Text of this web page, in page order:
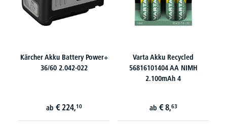
Kärcher Akku Battery Power+
36/60 2.042-022
ab € 224,10
Varta Akku Recycled
56816101404 AA NIMH
2.100mAh 4
ab € 8,63